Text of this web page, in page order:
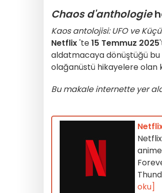
Chaos d'anthologie
Kaos antolojisi: UFO ve
Netflix'te15 Temmuz 2025
aldatmacaya dönüştüğü bu
olağanüstü hikayelere olan
Bu makale internette yer
oku]